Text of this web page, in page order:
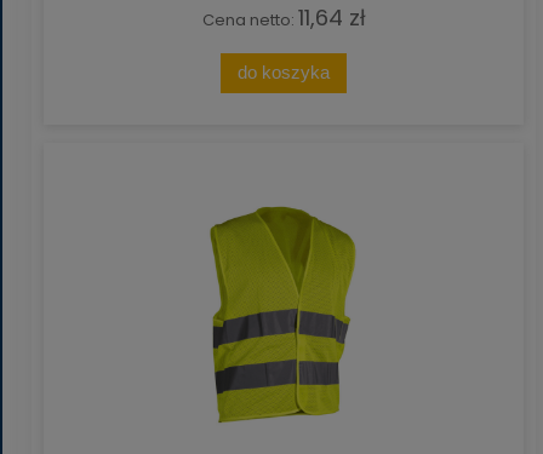
Cena netto: 11,64 zł
do koszyka